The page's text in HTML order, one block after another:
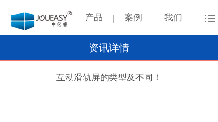
产品 案例 我们
资讯详情
互动滑轨屏的类型及不同！